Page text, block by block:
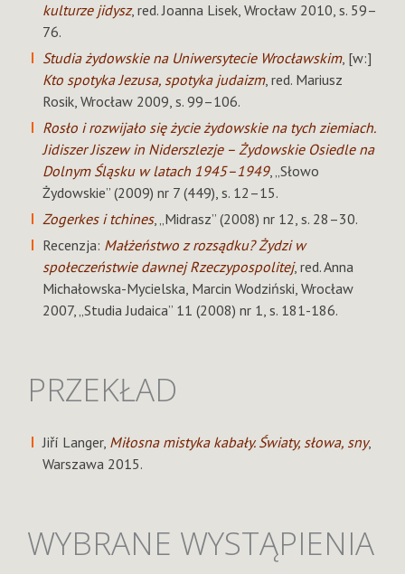
kulturze jidysz, red. Joanna Lisek, Wrocław 2010, s. 59–
76.
Studia żydowskie na Uniwersytecie Wrocławskim, [w:]
Kto spotyka Jezusa, spotyka judaizm, red. Mariusz
Rosik, Wrocław 2009, s. 99–106.
Rosło i rozwijało się życie żydowskie na tych ziemiach.
Jidiszer Jiszew in Niderszlezje – Żydowskie Osiedle na
Dolnym Śląsku w latach 1945–1949, „Słowo
Żydowskie” (2009) nr 7 (449), s. 12–15.
Zogerkes i tchines, „Midrasz” (2008) nr 12, s. 28–30.
Recenzja: Małżeństwo z rozsądku? Żydzi w
społeczeństwie dawnej Rzeczypospolitej, red. Anna
Michałowska-Mycielska, Marcin Wodziński, Wrocław
2007, „Studia Judaica” 11 (2008) nr 1, s. 181-186.
PRZEKŁAD
Jiří Langer, Miłosna mistyka kabały. Światy, słowa, sny,
Warszawa 2015.
WYBRANE WYSTĄPIENIA